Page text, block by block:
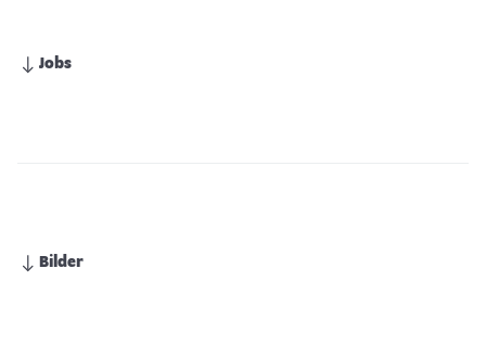
Jobs
Bilder